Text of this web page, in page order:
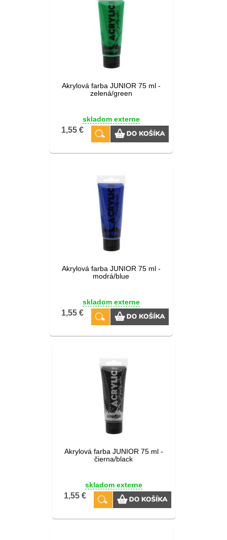
Akrylová farba JUNIOR 75 ml -
zelená/green
skladom externe
1,55 €
Akrylová farba JUNIOR 75 ml -
modrá/blue
skladom externe
1,55 €
Akrylová farba JUNIOR 75 ml -
čierna/black
skladom externe
1,55 €